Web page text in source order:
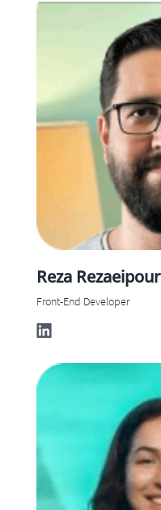
Reza Rezaeipour
Front-End Developer